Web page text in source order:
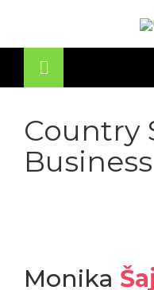
Country
Monika